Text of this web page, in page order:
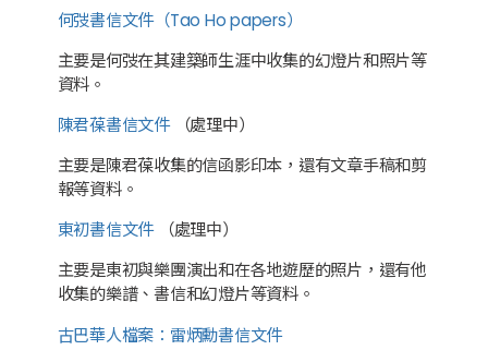
何弢書信文件（Tao Ho papers）
主要是何弢在其建築師生涯中收集的幻燈片和照片等
資料。
陳君葆書信文件（處理中）
主要是陳君葆收集的信函影印本，還有文章手稿和剪
報等資料。
東初書信文件（處理中）
主要是東初與樂團演出和在各地遊歷的照片，還有他
收集的樂譜、書信和幻燈片等資料。
古巴華人檔案：雷炳勳書信文件